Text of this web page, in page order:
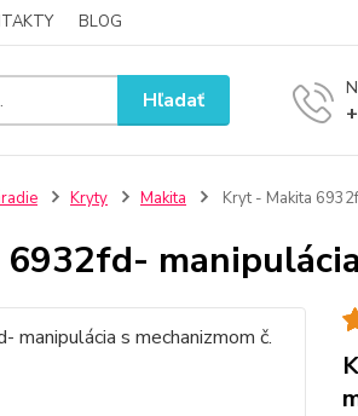
BLOG
Hľadať
Kryty Makita Kryt - Makita